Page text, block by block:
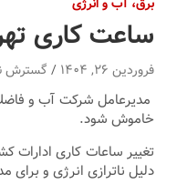
ساعت کاری
فروردین ۲۶, ۱۴۰۴ گسترش
مدیرعامل شرکت آب و
خاموش شود.
تغییر ساعات کاری ادارات
دلیل ناترازی انرژی و